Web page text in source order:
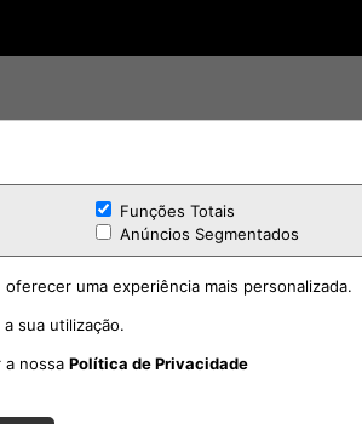
Funções Totais
Anúncios Segmentados
uma experiência mais personalizada.
sua utilização.
a nossa Política de Privacidade